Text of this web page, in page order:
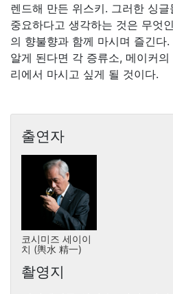
렌드해 만든 위스키. 그러한 싱
중요하다고 생각하는 것은 무엇
의 향불향과 함께 마시며 즐긴다
알게 된다면 각 증류소, 메이커
리에서 마시고 싶게 될 것이다.
출연자
코시미즈 세이이
치 (輿水 精一)
촬영지